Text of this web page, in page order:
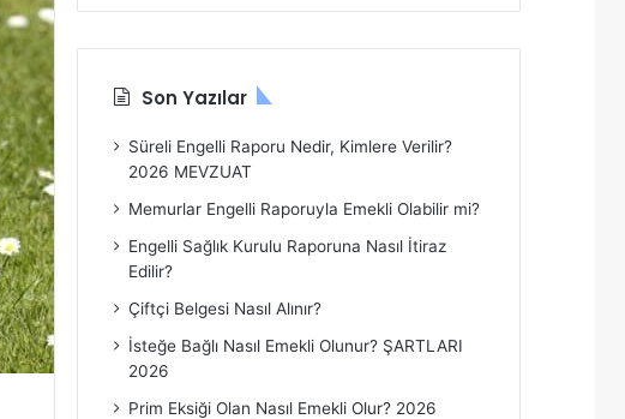
Son Yazılar
Süreli Engelli Raporu Nedir, Kimlere Verilir?
2026 MEVZUAT
Memurlar Engelli Raporuyla Emekli Olabilir mi?
Engelli Sağlık Kurulu Raporuna Nasıl İtiraz
Edilir?
Çiftçi Belgesi Nasıl Alınır?
İsteğe Bağlı Nasıl Emekli Olunur? ŞARTLARI
2026
Prim Eksiği Olan Nasıl Emekli Olur? 2026